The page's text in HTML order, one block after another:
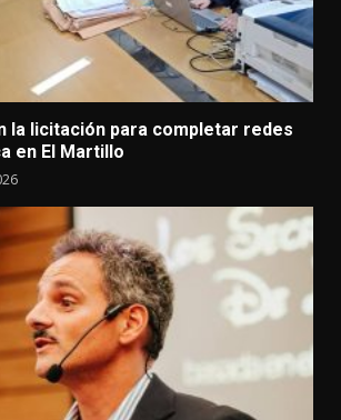
la licitación para completar redes
en El Martillo